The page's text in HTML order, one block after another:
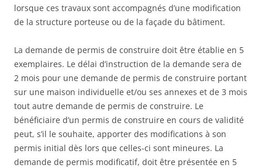
lorsque ces travaux sont accompagnés d’une modification
de la structure porteuse ou de la façade du bâtiment.
La demande de permis de construire doit être établie en 5
exemplaires. Le délai d’instruction de la demande sera de
2 mois pour une demande de permis de construire portant
sur une maison individuelle et/ou ses annexes et de 3 mois
tout autre demande de permis de construire. Le
bénéficiaire d’un permis de construire en cours de validité
peut, s’il le souhaite, apporter des modifications à son
permis initial dès lors que celles-ci sont mineures. La
demande de permis modificatif, doit être présentée en 5